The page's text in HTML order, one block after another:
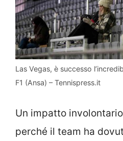
Las Vegas, è successo
F1 (Ansa) – Tennispress.it
Un impatto
perché il team ha